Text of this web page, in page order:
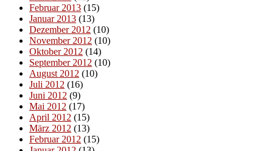
Februar 2013 (15)
Januar 2013 (13)
Dezember 2012 (10)
November 2012 (10)
Oktober 2012 (14)
September 2012 (10)
August 2012 (10)
Juli 2012 (16)
Juni 2012 (9)
Mai 2012 (17)
April 2012 (15)
März 2012 (13)
Februar 2012 (15)